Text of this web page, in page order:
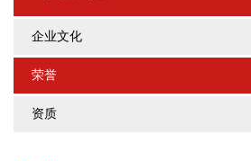
企业文化
荣誉
资质